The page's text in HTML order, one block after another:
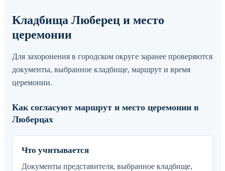
Кладбища Люберец и место
церемонии
Для захоронения в городском округе заранее проверяются
документы, выбранное кладбище, маршрут и время
церемонии.
Как согласуют маршрут и место церемонии в
Люберцах
Что учитывается
Документы представителя, выбранное кладбище,